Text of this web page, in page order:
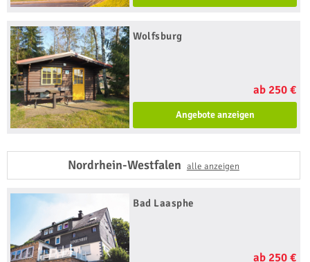
Wolfsburg
ab 250 €
Angebote anzeigen
Nordrhein-Westfalen alle anzeigen
Bad Laasphe
ab 250 €